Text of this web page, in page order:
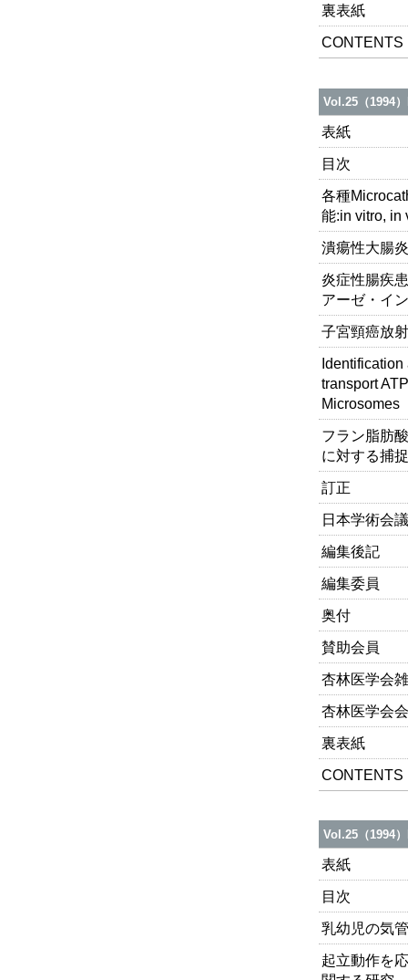
裏表紙
CONTENTS
Vol.25（1994
表紙
目次
各種
能:in vitro, in
潰瘍性大腸
炎症性腸疾
アーゼ・イ
子宮頸癌放
Identification
transport
Microsomes
フラン脂肪
に対する捕
訂正
日本学術会
編集後記
編集委員
奥付
賛助会員
杏林医学会
杏林医学会
裏表紙
CONTENTS
Vol.25（1994
表紙
目次
乳幼児の気
起立動作を